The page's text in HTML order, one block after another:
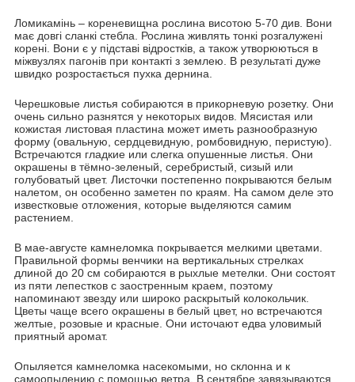
Ломикамінь – кореневищна рослина висотою 5-70 див. Вони
має довгі сланкі стебла. Рослина живлять тонкі розгалужені
корені. Вони є у підставі відростків, а також утворюються в
міжвузлях пагонів при контакті з землею. В результаті дуже
швидко розростається пухка дернина.
Черешковые листья собираются в прикорневую розетку. Они
очень сильно разнятся у некоторых видов. Мясистая или
кожистая листовая пластина может иметь разнообразную
форму (овальную, сердцевидную, ромбовидную, перистую).
Встречаются гладкие или слегка опушенные листья. Они
окрашены в тёмно-зеленый, серебристый, сизый или
голубоватый цвет. Листочки постепенно покрываются белым
налетом, он особенно заметен по краям. На самом деле это
известковые отложения, которые выделяются самим
растением.
В мае-августе камнеломка покрывается мелкими цветами.
Правильной формы венчики на вертикальных стрелках
длиной до 20 см собираются в рыхлые метелки. Они состоят
из пяти лепестков с заостренным краем, поэтому
напоминают звезду или широко раскрытый колокольчик.
Цветы чаще всего окрашены в белый цвет, но встречаются
желтые, розовые и красные. Они источают едва уловимый
приятный аромат.
Опыляется камнеломка насекомыми, но склонна и к
самоопылению с помощью ветра. В сентябре завязываются